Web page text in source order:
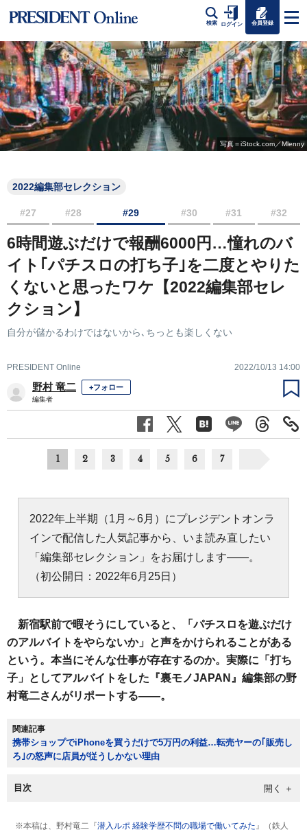
検索 ログイン 会員登録
写真＝iStock.com／Mlenny
2022編集部セレクション
#27 #28 #29 #30 #31 #32
6時間遊ぶだけで報酬6000円…憧れのバ
イト｢パチスロの打ち子｣を二度とやりた
くないと思ったワケ【2022編集部セレ
クション】
自分が儲かるわけではないから､ちっとも楽しくない
PRESIDENT Online 2022/10/13 14:00
野村 竜二 +フォロー
編集者
1 2 3 4 5 6 7
2022年上半期（1月～6月）にプレジデントオンラ
インで配信した人気記事から、いま読み直したい
「編集部セレクション」をお届けします――。
（初公開日：2022年6月25日）
新宿駅前で暇そうにしていると、「パチスロを遊ぶだけ
のアルバイトをやらないか」と声をかけられることがある
という。本当にそんな仕事が存在するのか。実際に「打ち
子」としてアルバイトをした『裏モノJAPAN』編集部の野
村竜二さんがリポートする――。
関連記事
携帯ショップでiPhoneを買うだけで5万円の利益…転売ヤーの｢販売し
ろ｣の怒声に店員が従うしかない理由
目次
※本稿は、野村竜二『潜入ルポ 経験学歴不問の職場で働いてみた 』（鉄人